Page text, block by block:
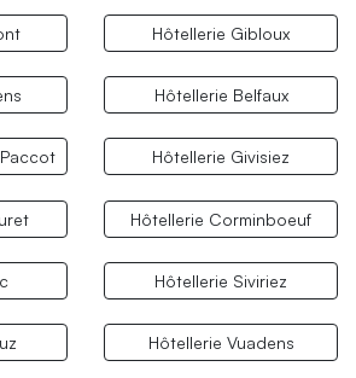
Hôtellerie Gibloux
Hôtellerie Belfaux
Hôtellerie Givisiez
Hôtellerie Corminboeuf
Hôtellerie Siviriez
Hôtellerie Vuadens